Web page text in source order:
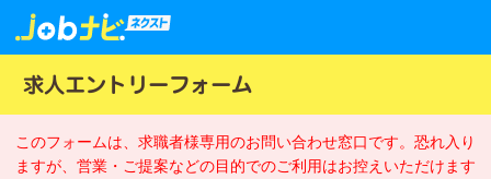
求人エントリーフォーム
このフォームは、求職者様専用のお問い合わせ窓口です。恐れ入り
ますが、営業・ご提案などの目的でのご利用はお控えいただけます